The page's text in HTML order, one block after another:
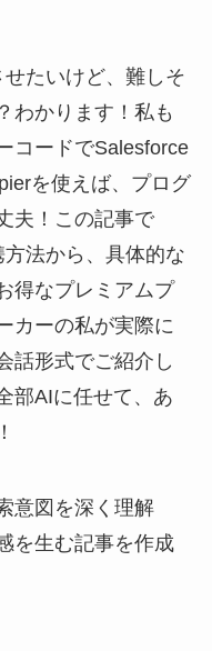
せたいけど、難しそ
わかります！私も
コードでSalesforce
を使えば、プログ
夫！この記事で
法から、具体的な
得なプレミアムプ
カーの私が実際に
話形式でご紹介し
部AIに任せて、あ
意図を深く理解
を生む記事を作成